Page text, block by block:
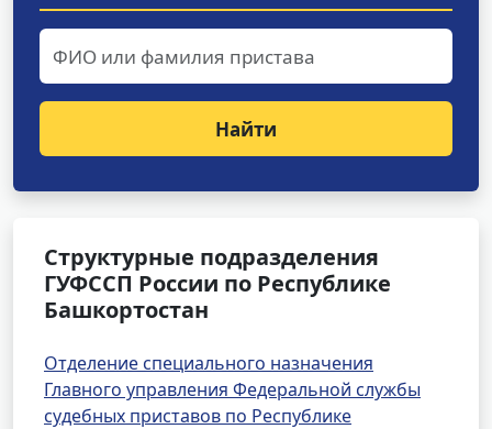
Найти
Структурные подразделения
ГУФССП России по Республике
Башкортостан
Отделение специального назначения
Главного управления Федеральной службы
судебных приставов по Республике